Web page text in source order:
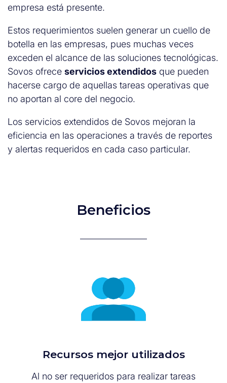
empresa está presente.
Estos requerimientos suelen generar un cuello de
botella en las empresas, pues muchas veces
exceden el alcance de las soluciones tecnológicas.
Sovos ofrece servicios extendidos que pueden
hacerse cargo de aquellas tareas operativas que
no aportan al core del negocio.
Los servicios extendidos de Sovos mejoran la
eficiencia en las operaciones a través de reportes
y alertas requeridos en cada caso particular.
Beneficios
Recursos mejor utilizados
Al no ser requeridos para realizar tareas